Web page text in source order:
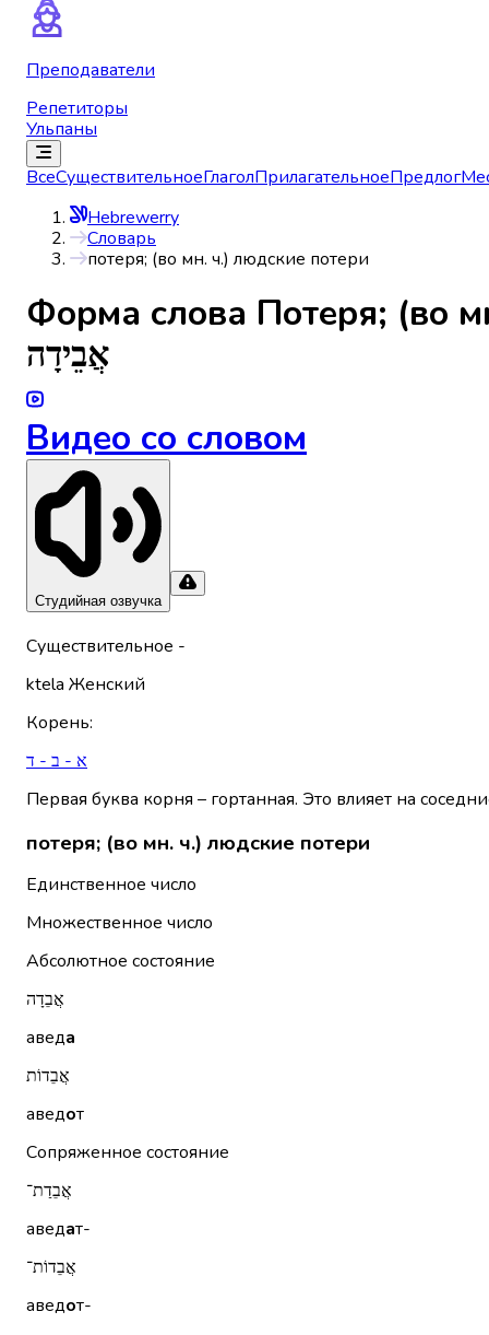
Преподаватели
Репетиторы
Ульпаны
ВсеСуществительноеГлаголПрилагательноеПредлог
Hebrewerry
Словарь
потеря; (во мн. ч.) людские потери
Форма слова Потеря; (во
אֲבֵידָה
Видео со словом
Студийная озвучка
Существительное -
ktela Женский
Корень:
א - ב - ד
Первая буква корня – гортанная. Это влияет на
потеря; (во мн. ч.) людские потери
Единственное число
Множественное число
Абсолютное состояние
אֲבֵדָה
аведа
אֲבֵדוֹת
аведот
Сопряженное состояние
אֲבֵדַת־
аведат-
אֲבֵדוֹת־
аведот-